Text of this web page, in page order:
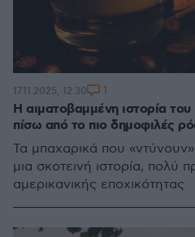
Η αιματοβαμμένη ιστορία
πίσω από το πιο δημοφιλές
Τα μπαχαρικά που
μια σκοτεινή ιστορία, πολύ
αμερικανικής εποχικότητας
17.11.2025, 12:30 1